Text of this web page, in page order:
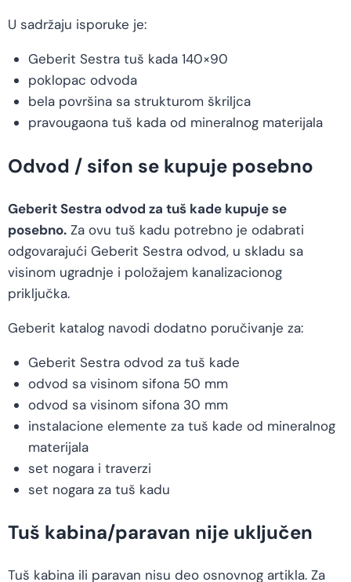
U sadržaju isporuke je:
Geberit Sestra tuš kada 140×90
poklopac odvoda
bela površina sa strukturom škriljca
pravougaona tuš kada od mineralnog materijala
Odvod / sifon se kupuje posebno
Geberit Sestra odvod za tuš kade kupuje se
posebno. Za ovu tuš kadu potrebno je odabrati
odgovarajući Geberit Sestra odvod, u skladu sa
visinom ugradnje i položajem kanalizacionog
priključka.
Geberit katalog navodi dodatno poručivanje za:
Geberit Sestra odvod za tuš kade
odvod sa visinom sifona 50 mm
odvod sa visinom sifona 30 mm
instalacione elemente za tuš kade od mineralnog
materijala
set nogara i traverzi
set nogara za tuš kadu
Tuš kabina/paravan nije uključen
Tuš kabina ili paravan nisu deo osnovnog artikla. Za